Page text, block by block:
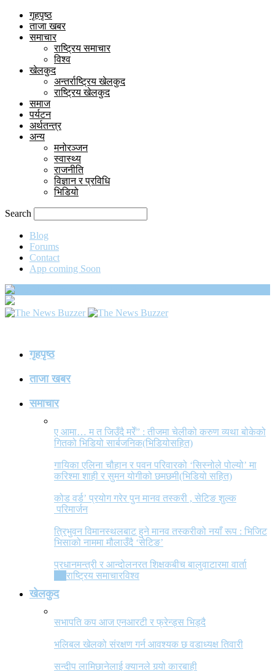
गृहपृष्ठ
ताजा खबर
समाचार
राष्ट्रिय समाचार
विश्व
खेलकुद
अन्तर्राष्ट्रिय खेलकुद
राष्ट्रिय खेलकुद
समाज
पर्यटन
अर्थतन्त्र
अन्य
मनोरञ्जन
स्वास्थ्य
राजनीति
विज्ञान र प्रविधि
भिडियो
Search
Blog
Forums
Contact
App coming Soon
गृहपृष्ठ
ताजा खबर
समाचार
ए आमा… म त जिउँदै मरेँ” : तीजमा चेलीको करुण व्यथा बोकेको
गितको भिडियो सार्बजनिक(भिडियोसहित)
गायिका एलिना चौहान र पवन परिवारको ‘सिस्नोले पोल्यो’ मा
करिश्मा शाही र सुमन योगीको छमछमी(भिडियो सहित)
कोड वर्ड’ प्रयोग गरेर पुन मानव तस्करी , सेटिङ शुल्क
परिमार्जन
त्रिभुवन विमानस्थलबाट हुने मानव तस्करीको नयाँ रूप : भिजिट
भिसाको नाममा मौलाउँदै ‘सेटिङ’
प्रधानमन्त्री र आन्दोलनरत शिक्षकबीच बालुवाटारमा वार्ता
राष्ट्रिय समाचारविश्व
खेलकुद
सभापति कप आज एनआरटी र फ्रेन्ड्स भिड्दै
भलिबल खेलको संरक्षण गर्न आवश्यक छ वडाध्यक्ष तिवारी
सन्दीप लामिछानेलाई क्यानले गर्‍यो कारबाही